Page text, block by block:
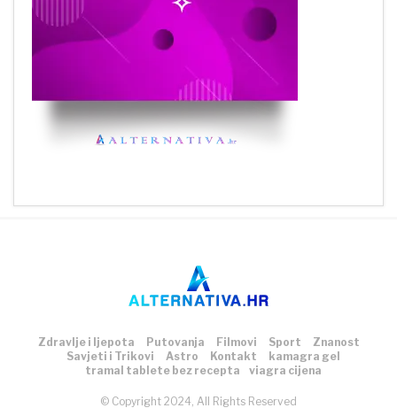
Zdravlje i ljepota Putovanja Filmovi Sport
Znanost
Savjeti i Trikovi
Astro Kontakt
kamagra gel
tramal tablete bez recepta
viagra cijena
© Copyright 2024, All Rights Reserved